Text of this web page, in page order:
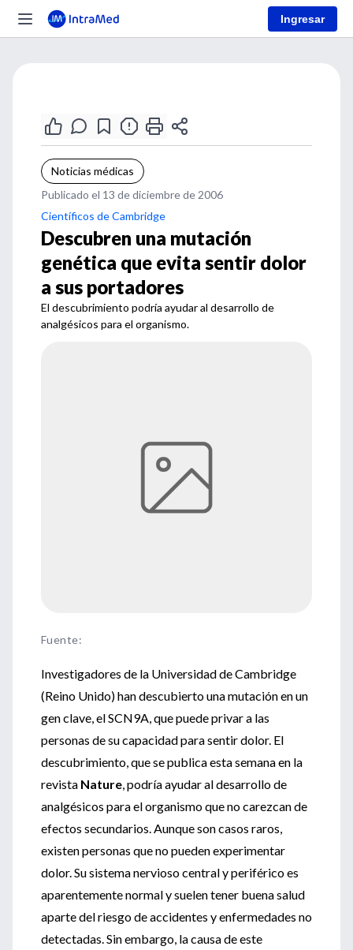
Ingresar
Noticias médicas
Publicado el 13 de diciembre de 2006
Científicos de Cambridge
Descubren una mutación
genética que evita sentir dolor
a sus portadores
El descubrimiento podría ayudar al desarrollo de
analgésicos para el organismo.
Fuente:
Investigadores de la Universidad de Cambridge
(Reino Unido) han descubierto una mutación en un
gen clave, el SCN9A, que puede privar a las
personas de su capacidad para sentir dolor. El
descubrimiento, que se publica esta semana en la
revista Nature, podría ayudar al desarrollo de
analgésicos para el organismo que no carezcan de
efectos secundarios. Aunque son casos raros,
existen personas que no pueden experimentar
dolor. Su sistema nervioso central y periférico es
aparentemente normal y suelen tener buena salud
aparte del riesgo de accidentes y enfermedades no
detectadas. Sin embargo, la causa de este